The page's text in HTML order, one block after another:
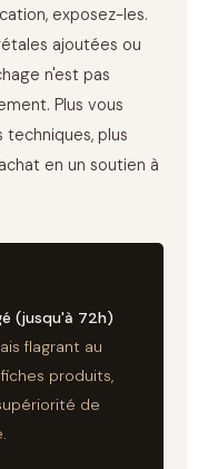
exposez-les.
ajoutées ou
n'est pas
Plus vous
plus
en un soutien à
(jusqu'à 72h)
flagrant au
produits,
de